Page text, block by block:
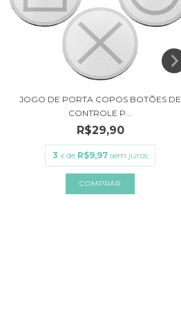
JOGO DE PORTA COPOS BOTÕES DE
CONTROLE P...
R$29,90
3 x de R$9,97 sem juros